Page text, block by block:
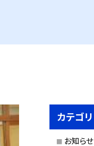
カテゴリ
お知らせ